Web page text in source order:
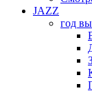
JAZZ
год